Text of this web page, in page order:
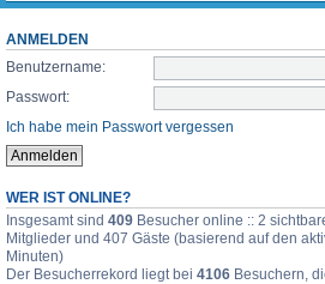
ANMELDEN
Benutzername:
Passwort:
Ich habe mein Passwort vergessen
WER IST ONLINE?
Insgesamt sind 409 Besucher online :: 2
Mitglieder und 407 Gäste (basierend auf den
Minuten)
Der Besucherrekord liegt bei 4106 Besuchern,